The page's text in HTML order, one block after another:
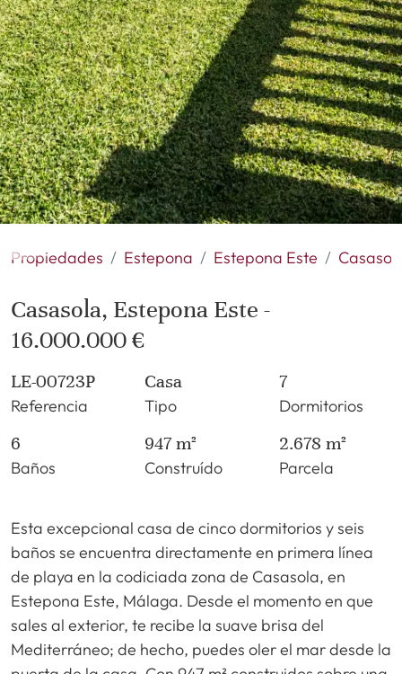
Propiedades Estepona Estepona Este
Casasola, Estepona Este -
16.000.000 €
LE-00723P
Referencia
Casa
Tipo
7
Dormitorios
6
Baños
947 m²
Construído
2.678 m²
Parcela
Esta excepcional casa de cinco dormitorios y seis
baños se encuentra directamente en primera línea
de playa en la codiciada zona de Casasola, en
Estepona Este, Málaga. Desde el momento en que
sales al exterior, te recibe la suave brisa del
Mediterráneo; de hecho, puedes oler el mar desde la